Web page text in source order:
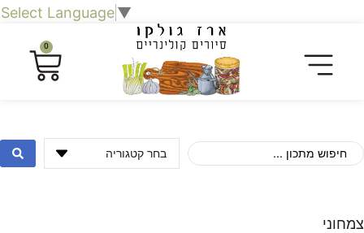
Select Language▼
0
צמחוני